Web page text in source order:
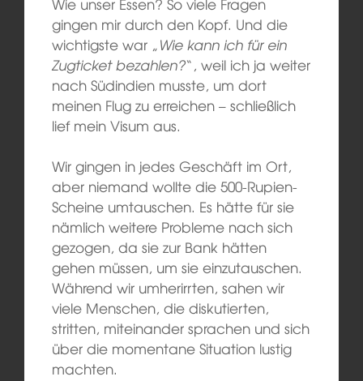
gingen mir durch den Kopf. Und die
wichtigste war „Wie kann ich für ein
Zugticket bezahlen?“, weil ich ja weiter
nach Südindien musste, um dort
meinen Flug zu erreichen – schließlich
lief mein Visum aus.
Wir gingen in jedes Geschäft im Ort,
aber niemand wollte die 500-Rupien-
Scheine umtauschen. Es hätte für sie
nämlich weitere Probleme nach sich
gezogen, da sie zur Bank hätten
gehen müssen, um sie einzutauschen.
Während wir umherirrten, sahen wir
viele Menschen, die diskutierten,
stritten, miteinander sprachen und sich
über die momentane Situation lustig
machten.